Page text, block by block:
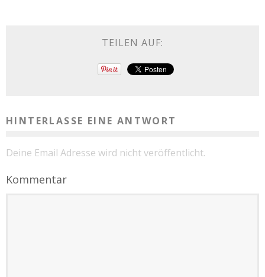
TEILEN AUF:
HINTERLASSE EINE ANTWORT
Deine Email Adresse wird nicht veröffentlicht.
Kommentar